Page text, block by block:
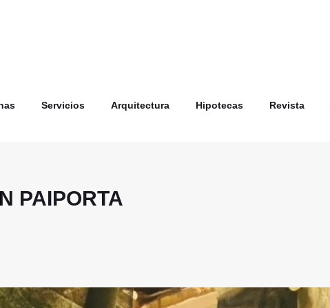
Servicios Arquitectura Hipotecas Revista
PAIPORTA